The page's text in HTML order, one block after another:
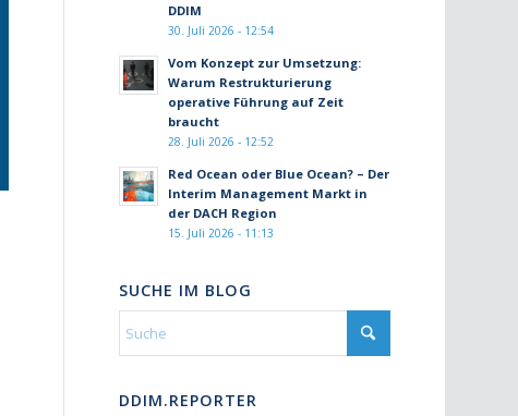
DDIM
30. Juli 2026 - 12:54
Vom Konzept zur Umsetzung:
Warum Restrukturierung
operative Führung auf Zeit
braucht
28. Juli 2026 - 12:52
Red Ocean oder Blue Ocean? – Der
Interim Management Markt in
der DACH Region
15. Juli 2026 - 11:13
SUCHE IM BLOG
DDIM.REPORTER